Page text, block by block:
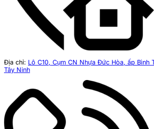
Địa chỉ: Lô C10, Cụm CN Nhựa Đức Hòa, ấp Bình
Tây Ninh